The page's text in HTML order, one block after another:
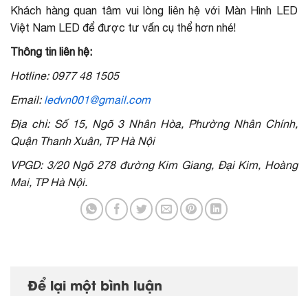
Khách hàng quan tâm vui lòng liên hệ với Màn Hình LED
Việt Nam LED để được tư vấn cụ thể hơn nhé!
Thông tin liên hệ:
Hotline: 0977 48 1505
Email: ledvn001@gmail.com
Địa chỉ: Số 15, Ngõ 3 Nhân Hòa, Phường Nhân Chính,
Quận Thanh Xuân, TP Hà Nội
VPGD: 3/20 Ngõ 278 đường Kim Giang, Đại Kim, Hoàng
Mai, TP Hà Nội.
Để lại một bình luận